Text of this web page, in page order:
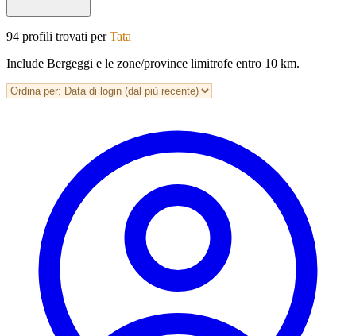
94 profili trovati perTata
Include Bergeggi e le zone/province limitrofe entro 10 km.